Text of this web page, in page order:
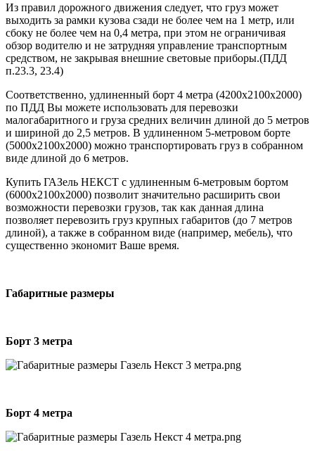
Из правил дорожного движения следует, что груз может
выходить за рамки кузова сзади не более чем на 1 метр, или
сбоку не более чем на 0,4 метра, при этом не ограничивая
обзор водителю и не затрудняя управление транспортным
средством, не закрывая внешние световые приборы.(ПДД
п.23.3, 23.4)
Соответственно, удлиненный борт 4 метра (4200х2100х2000)
по ПДД Вы можете использовать для перевозки
малогабаритного и груза средних величин длиной до 5 метров
и шириной до 2,5 метров. В удлиненном 5-метровом борте
(5000х2100х2000) можно транспортировать груз в собранном
виде длиной до 6 метров.
Купить ГАЗель НЕКСТ с удлиненным 6-метровым бортом
(6000х2100х2000) позволит значительно расширить свои
возможности перевозки грузов, так как данная длина
позволяет перевозить груз крупных габаритов (до 7 метров
длиной), а также в собранном виде (например, мебель), что
существенно экономит Ваше время.
Габаритные размеры
Борт 3 метра
Борт 4 метра